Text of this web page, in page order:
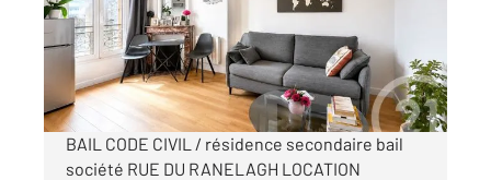
Appartement F2 à louer
1 690 €
par mois charges comprises
BAIL CODE CIVIL / résidence secondaire bail
société RUE DU RANELAGH LOCATION